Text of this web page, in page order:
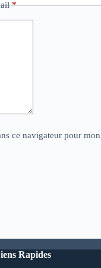
*
ce navigateur pour
Rapides